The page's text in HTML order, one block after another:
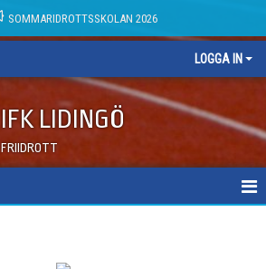
SOMMARIDROTTSSKOLAN 2026
LOGGA IN
IFK LIDINGÖ
FRIIDROTT